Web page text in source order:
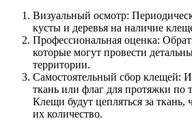
Визуальный осмотр:
кусты и деревья на наличие
Профессиональная оценка:
которые могут провести
территории.
Самостоятельный сбор клещей:
ткань или флаг для протяжки по
Клещи будут цепляться за ткань,
их количество.